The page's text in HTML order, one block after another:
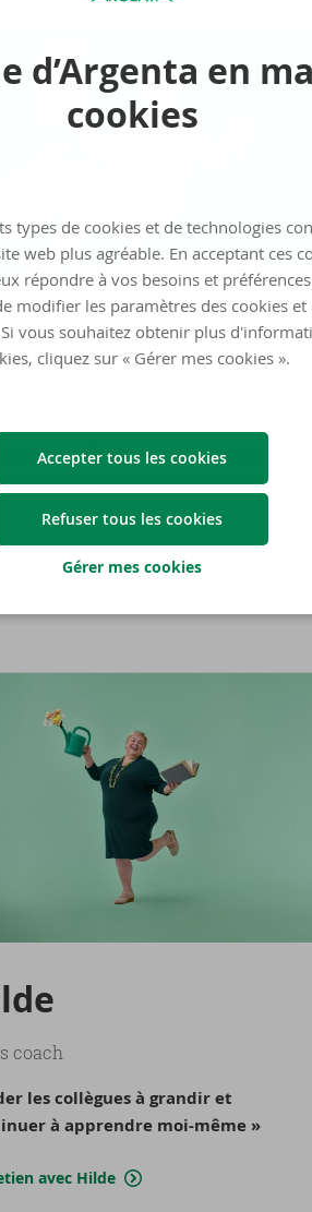
d’Argenta en
cookies
types de cookies et de technologies
web plus agréable. En acceptant ces
répondre à vos besoins et
modifier les paramètres des cookies et
vous souhaitez obtenir plus
cliquez sur « Gérer mes cookies ».
Accepter tous les cookies
Refuser tous les cookies
Gérer mes cookies
des résultats ensemble et
un cappuccino ensemble »
avec Moussa
coach
les collègues à grandir et
à apprendre moi-même »
avec Hilde